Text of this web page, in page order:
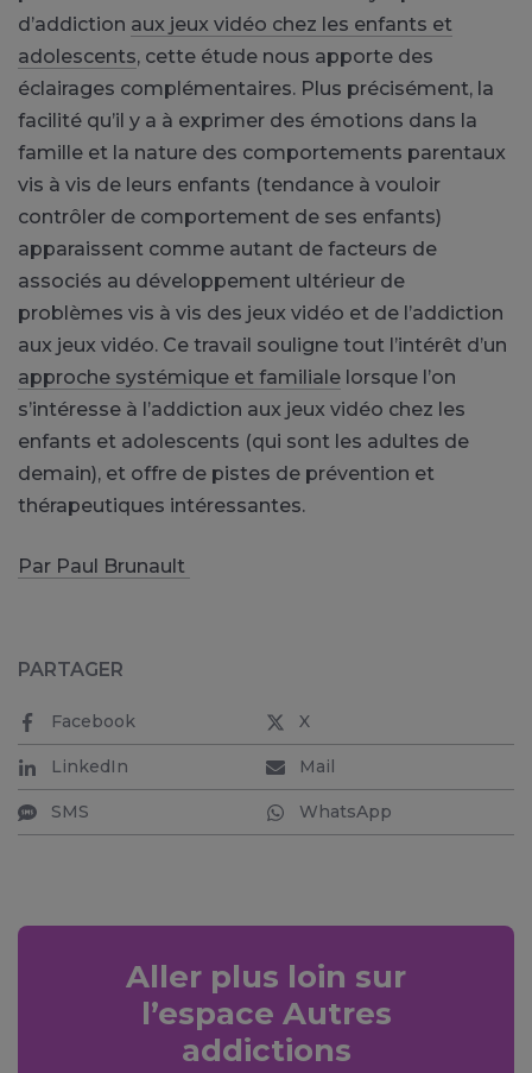
d’addiction aux jeux vidéo chez les enfants et
adolescents, cette étude nous apporte des
éclairages complémentaires. Plus précisément, la
facilité qu’il y a à exprimer des émotions dans la
famille et la nature des comportements parentaux
vis à vis de leurs enfants (tendance à vouloir
contrôler de comportement de ses enfants)
apparaissent comme autant de facteurs de
associés au développement ultérieur de
problèmes vis à vis des jeux vidéo et de l’addiction
aux jeux vidéo. Ce travail souligne tout l’intérêt d’un
approche systémique et familiale lorsque l’on
s’intéresse à l’addiction aux jeux vidéo chez les
enfants et adolescents (qui sont les adultes de
demain), et offre de pistes de prévention et
thérapeutiques intéressantes.
Par Paul Brunault
PARTAGER
Facebook X
LinkedIn Mail
SMS WhatsApp
Aller plus loin sur
l’espace Autres
addictions